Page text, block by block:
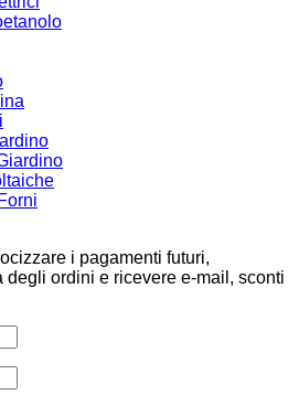
i pagamenti futuri,
degli ordini e ricevere e-mail, sconti